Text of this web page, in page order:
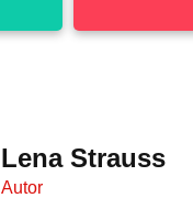
Lena Strauss
Autor